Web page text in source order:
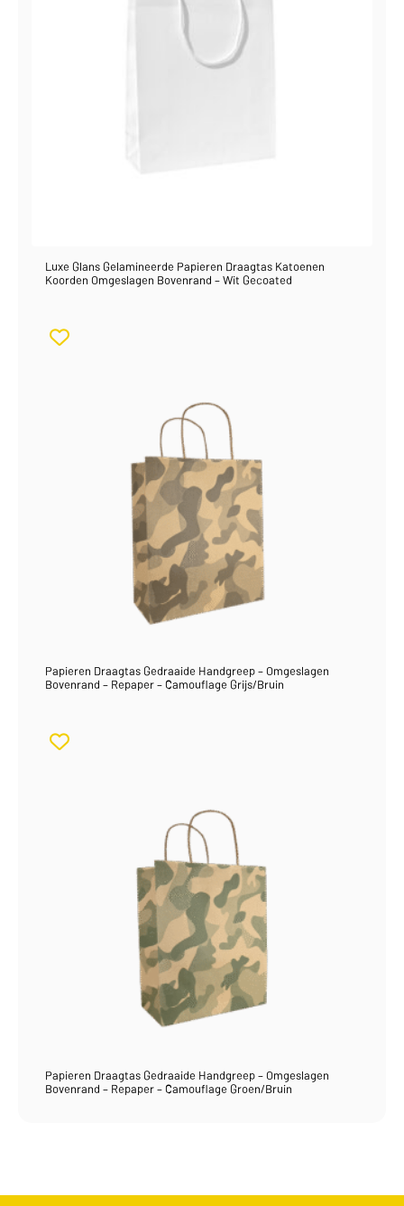
Luxe Glans Gelamineerde Papieren Draagtas Katoenen
Koorden Omgeslagen Bovenrand – Wit Gecoated
Papieren Draagtas Gedraaide Handgreep – Omgeslagen
Bovenrand – Repaper – Camouflage Grijs/Bruin
Papieren Draagtas Gedraaide Handgreep – Omgeslagen
Bovenrand – Repaper – Camouflage Groen/Bruin